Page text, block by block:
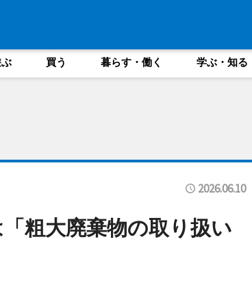
買う 暮らす・働く 学ぶ・知る
2026.06.10
粗大廃棄物の取り扱い